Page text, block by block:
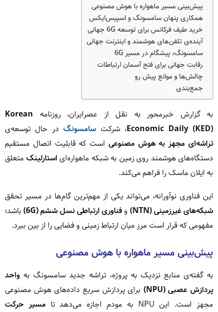
پیش‌بینی مسیر ماهواره با هوش مصنوعی
همکاری پنهان سامسونگ و اسپیس‌ایکس
خرید طیف فرکانس برای توسعه 6G جهانی
آینده‌ی تلفن‌های هوشمند و اینترنت جهانی
سامسونگ، پیشگام در مسیر 6G
رقابت جهانی برای فتح آسمان ارتباطات
چالش‌ها و موانع پیش رو
جمع‌بندی
به گزارش خبرمحور به نقل از عصرایران، روزنامه Korean
Economic Daily (KED)، شرکت سامسونگدر حال توسعه‌ی
تراشه‌ای مجهز به هوش مصنوعی است که قابلیت اتصال مستقیم
دستگاه‌های هوشمند روی زمین به شبکه ماهواره‌ای استارلینک متعلق
به ایلان ماسک را فراهم می‌کند.
این فناوری نوآورانه، می‌تواند یکی از مهم‌ترین گام‌ها در مسیر تحقق
شبکه‌های غیرزمینی (NTN)
وفناوری ارتباطی نسل ششم (6G)
باشد؛
مفهومی که قرار است مرز میان ارتباط زمینی و فضایی را از بین ببرد.
پیش‌بینی مسیر ماهواره با هوش مصنوعی
به گفته‌ی منابع نزدیک به پروژه، تراشه جدید سامسونگ به واحد
پردازش عصبی (NPU)
برای پردازش سریع داده‌های هوش مصنوعی
مجهز است. این NPU به مودم اجازه می‌دهد تا
مسیر حرکت